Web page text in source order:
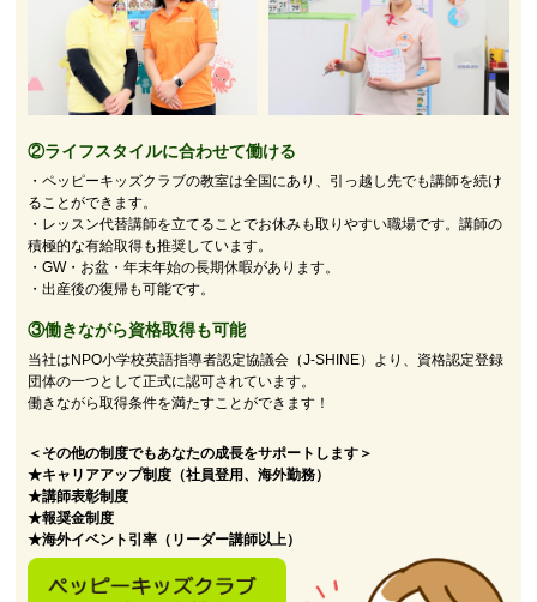
②ライフスタイルに合わせて働ける
・ペッピーキッズクラブの教室は全国にあり、引っ越し先でも講師を続け
ることができます。
・レッスン代替講師を立てることでお休みも取りやすい職場です。講師の
積極的な有給取得も推奨しています。
・GW・お盆・年末年始の長期休暇があります。
・出産後の復帰も可能です。
③働きながら資格取得も可能
当社はNPO小学校英語指導者認定協議会（J-SHINE）より、資格認定登録
団体の一つとして正式に認可されています。
働きながら取得条件を満たすことができます！
＜その他の制度でもあなたの成長をサポートします＞
★キャリアアップ制度（社員登用、海外勤務）
★講師表彰制度
★報奨金制度
★海外イベント引率（リーダー講師以上）